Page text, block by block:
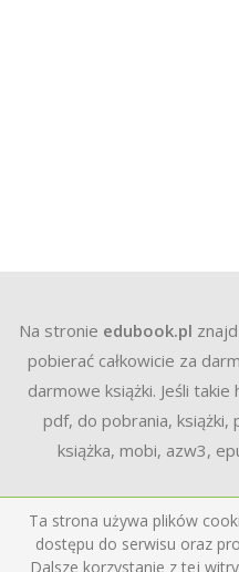
Ta strona używa plików
dostępu do serwisu oraz
Dalsze korzystanie z tej
Na stronie edubook.pl
pobierać całkowicie za
darmowe książki. Jeśli takie
pdf, do pobrania, książki,
książka, mobi, azw3,